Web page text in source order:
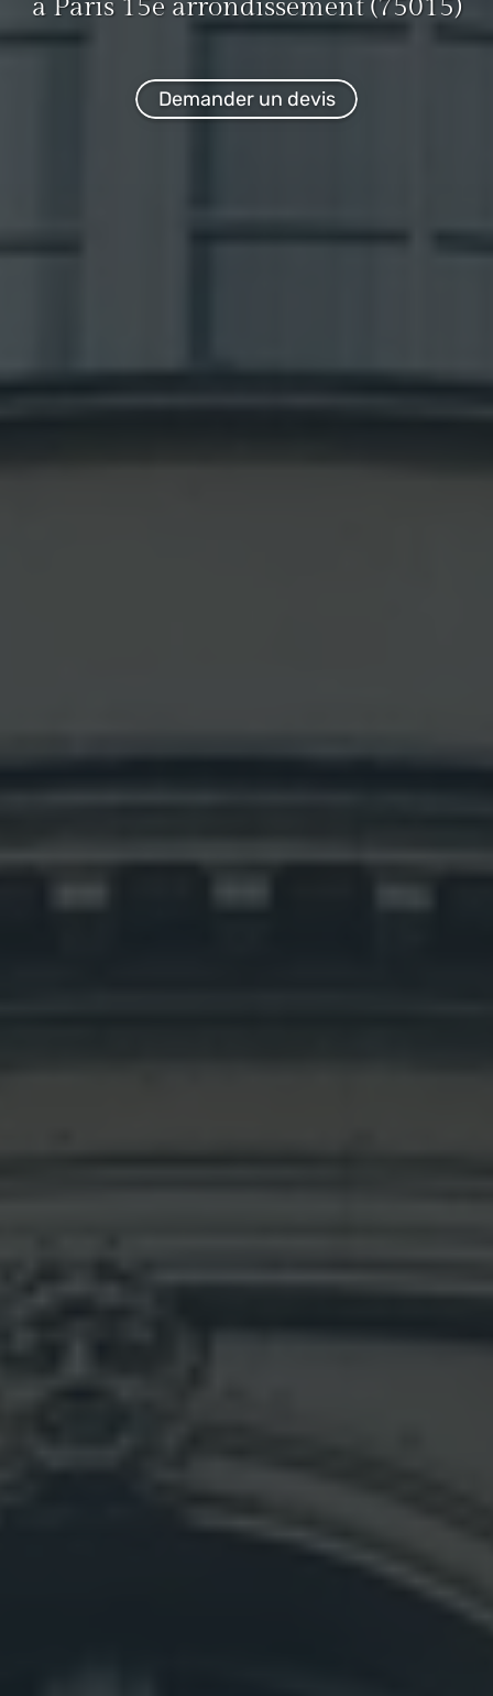
à Paris 15e arrondissement (75015)
Demander un devis